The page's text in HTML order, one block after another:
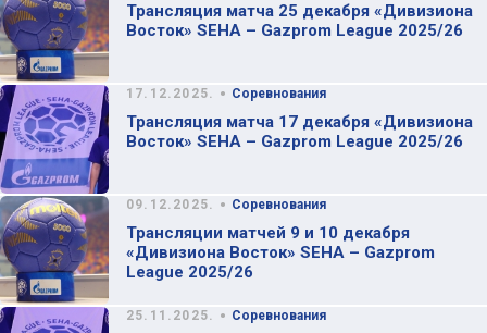
Трансляция матча 25 декабря «Дивизиона
Восток» SEHA – Gazprom League 2025/26
17.12.2025. • Соревнования
Трансляция матча 17 декабря «Дивизиона
Восток» SEHA – Gazprom League 2025/26
09.12.2025. • Соревнования
Трансляции матчей 9 и 10 декабря
«Дивизиона Восток» SEHA – Gazprom
League 2025/26
25.11.2025. • Соревнования